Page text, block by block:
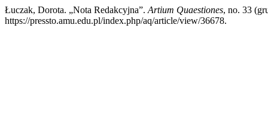
Łuczak, Dorota. „Nota Redakcyjna”. Artium Quaestiones, no. 33
https://pressto.amu.edu.pl/index.php/aq/article/view/36678.